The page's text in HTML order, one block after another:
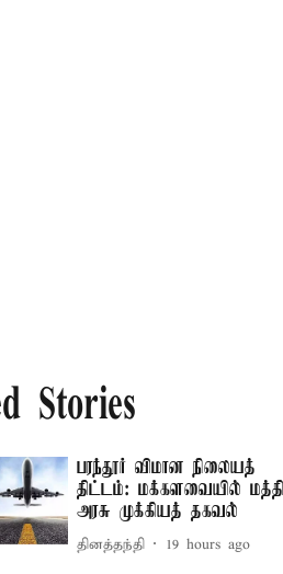
Stories
பரந்தூர் விமான நிலையத்
திட்டம்: மக்களவையில்
அரசு முக்கியத் தகவல்
தினத்தந்தி 19 hours ago